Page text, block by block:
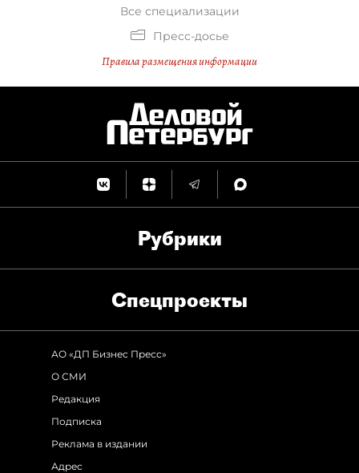
Все специализации
Пресс-досье
Правила размещения информации
Рубрики
Спец­проекты
АО «ДП Бизнес Пресс»
О СМИ
Редакция
Подписка
Реклама в издании
Адрес